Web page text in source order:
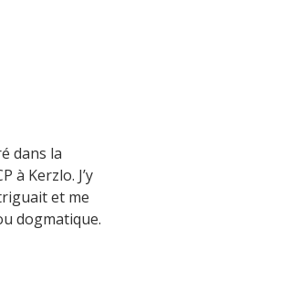
dans la
à Kerzlo. J’y
et me
dogmatique.